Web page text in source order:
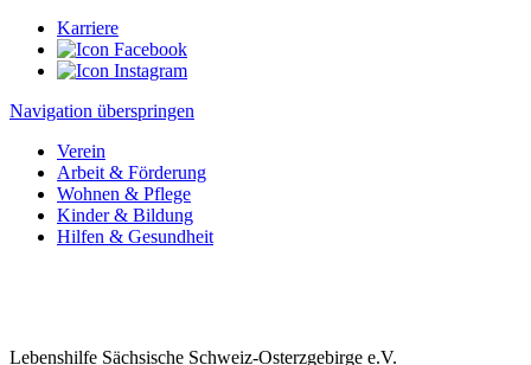
Karriere
Navigation überspringen
Verein
Arbeit & Förderung
Wohnen & Pflege
Kinder & Bildung
Hilfen & Gesundheit
Lebenshilfe Sächsische Schweiz-Osterzgebirge e.V.